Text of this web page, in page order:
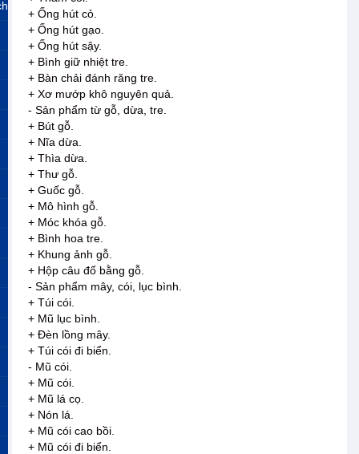
+ Ống hút cỏ.
+ Ống hút gạo.
+ Ống hút sậy.
+ Bình giữ nhiệt tre.
+ Bàn chải đánh răng tre.
+ Xơ mướp khô nguyên quả.
- Sản phẩm từ gỗ, dừa, tre.
+ Bút gỗ.
+ Nĩa dừa.
+ Thìa dừa.
+ Thư gỗ.
+ Guốc gỗ.
+ Mô hình gỗ.
+ Móc khóa gỗ.
+ Bình hoa tre.
+ Khung ảnh gỗ.
+ Hộp câu đố bằng gỗ.
- Sản phẩm mây, cói, lục bình.
+ Túi cói.
+ Mũ lục bình.
+ Đèn lồng mây.
+ Túi cói đi biển.
- Mũ cói.
+ Mũ cói.
+ Mũ lá cọ.
+ Nón lá.
+ Mũ cói cao bồi.
+ Mũ cói đi biển.